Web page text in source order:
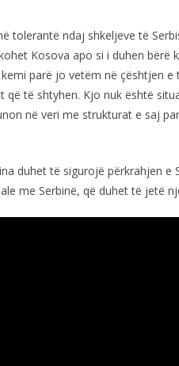
tolerantë ndaj shkeljeve të
Kosova apo si i duhen bërë
parë jo vetëm në çështjen e
të shtyhen. Kjo nuk është
në veri me strukturat e saj
duhet të sigurojë përkrahjen e
me Serbinë, që duhet të jetë